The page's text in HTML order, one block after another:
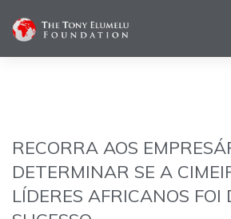
RECORRA AOS
DETERMINAR SE A
LÍDERES AFRICANOS FOI